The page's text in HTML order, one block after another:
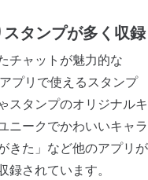
タンプが多く収録
チャットが魅力的な
プリで使えるスタンプ
スタンプのオリジナルキ
ニークでかわいいキャラ
きた」など他のアプリが
されています。